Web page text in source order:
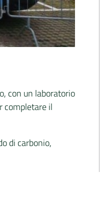
con un laboratorio
completare il
di carbonio,